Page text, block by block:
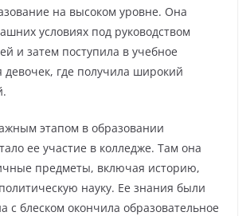
на высоком уровне. Она
условиях под руководством
и затем поступила в учебное
девочек, где получила широкий
этапом в образовании
ее участие в колледже. Там она
предметы, включая историю,
науку. Ее знания были
с блеском окончила образовательное